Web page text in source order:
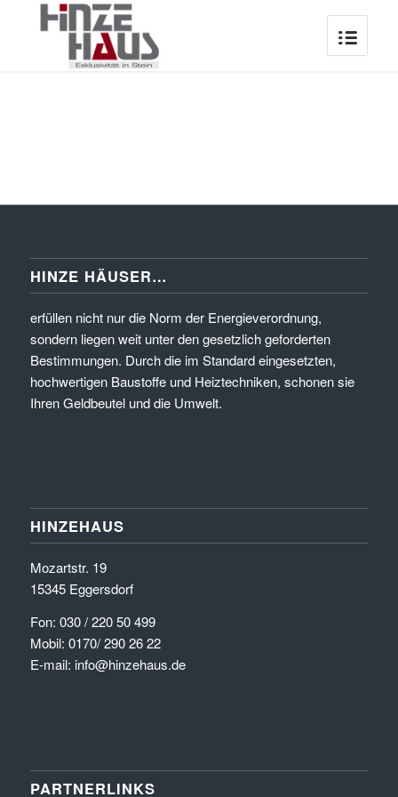
HINZE HÄUSER…
erfüllen nicht nur die Norm der Energieverordnung,
sondern liegen weit unter den gesetzlich geforderten
Bestimmungen. Durch die im Standard eingesetzten,
hochwertigen Baustoffe und Heiztechniken, schonen sie
Ihren Geldbeutel und die Umwelt.
HINZEHAUS
Mozartstr. 19
15345 Eggersdorf
Fon: 030 / 220 50 499
Mobil: 0170/ 290 26 22
E-mail: info@hinzehaus.de
PARTNERLINKS